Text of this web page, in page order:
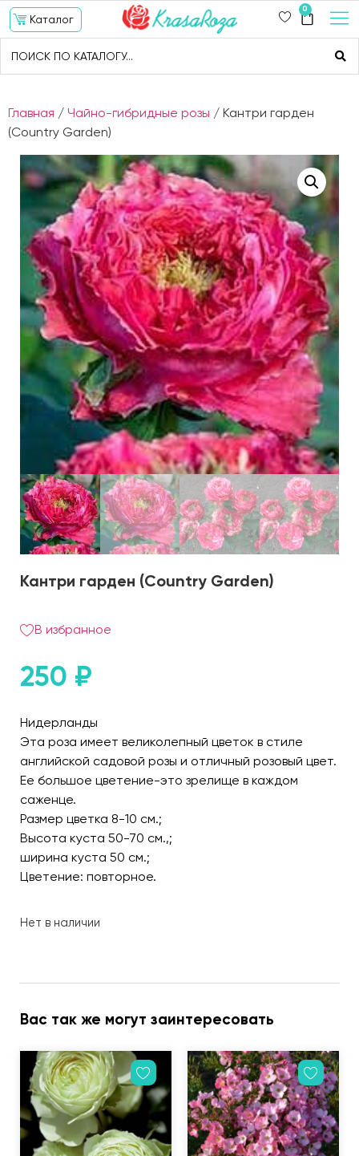
Каталог
0
Главная / Чайно-гибридные розы / Кантри гарден
(Country Garden)
Кантри гарден (Country Garden)
В избранное
250 ₽
Нидерланды
Эта роза имеет великолепный цветок в стиле
английской садовой розы и отличный розовый цвет.
Ее большое цветение-это зрелище в каждом
саженце.
Размер цветка 8-10 см.;
Высота куста 50-70 см.,;
ширина куста 50 см.;
Цветение: повторное.
Нет в наличии
Вас так же могут заинтересовать